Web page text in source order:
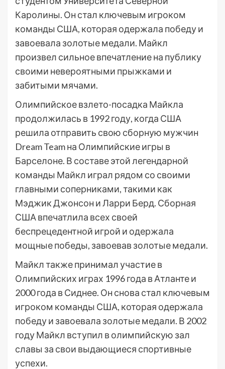
Каролины. Он стал ключевым игроком
команды США, которая одержала победу и
завоевала золотые медали. Майкл
произвел сильное впечатление на публику
своими невероятными прыжками и
забитыми мячами.
Олимпийское взлето-посадка Майкла
продолжилась в 1992 году, когда США
решила отправить свою сборную мужчин
Dream Team на Олимпийские игры в
Барселоне. В составе этой легендарной
команды Майкл играл рядом со своими
главными соперниками, такими как
Мэджик Джонсон и Ларри Берд. Сборная
США впечатлила всех своей
беспрецедентной игрой и одержала
мощные победы, завоевав золотые медали.
Майкл также принимал участие в
Олимпийских играх 1996 года в Атланте и
2000 года в Сиднее. Он снова стал ключевым
игроком команды США, которая одержала
победу и завоевала золотые медали. В 2002
году Майкл вступил в олимпийскую зал
славы за свои выдающиеся спортивные
успехи.